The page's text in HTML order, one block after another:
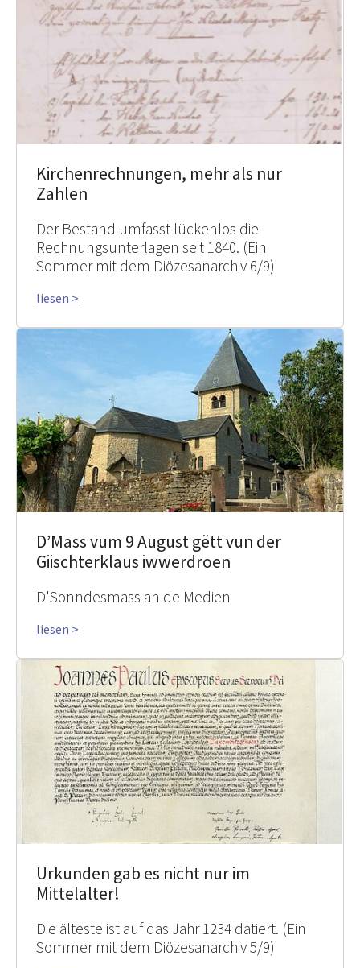
Kirchenrechnungen, mehr als nur
Zahlen
Der Bestand umfasst lückenlos die
Rechnungsunterlagen seit 1840. (Ein
Sommer mit dem Diözesanarchiv 6/9)
liesen >
D’Mass vum 9 August gëtt vun der
Giischterklaus iwwerdroen
D'Sonndesmass an de Medien
liesen >
Urkunden gab es nicht nur im
Mittelalter!
Die älteste ist auf das Jahr 1234 datiert. (Ein
Sommer mit dem Diözesanarchiv 5/9)